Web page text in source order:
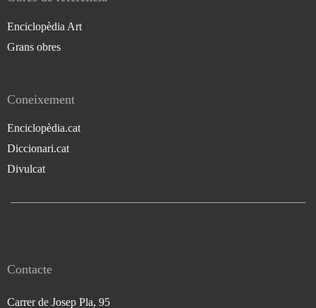
Enciclopèdia Art
Grans obres
Coneixement
Enciclopèdia.cat
Diccionari.cat
Divulcat
Contacte
Carrer de Josep Pla, 95